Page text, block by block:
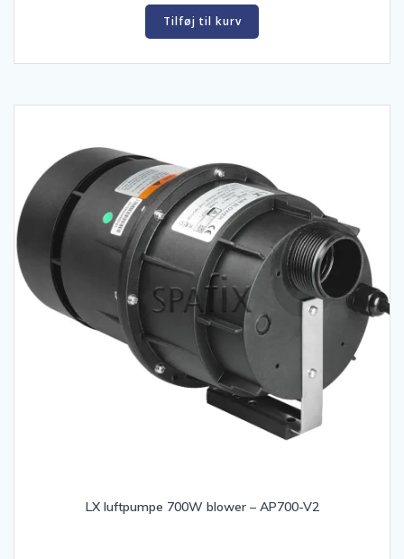
var:
kr. 3.450,00.
Tilføj til kurv
LX luftpumpe 700W blower – AP700-V2